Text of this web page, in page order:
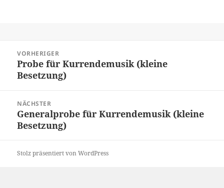
VORHERIGER
Vorheriger
Beitrag:
Probe für Kurrendemusik (kleine
Besetzung)
NÄCHSTER
Nächster
Beitrag:
Generalprobe für Kurrendemusik (kleine
Besetzung)
Stolz präsentiert von WordPress